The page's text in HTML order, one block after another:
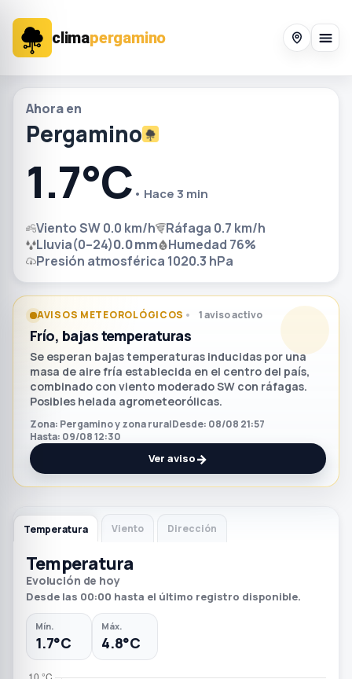
climapergamino
Ahora en
Pergamino
1.7°C • Hace 3 min
Viento SW 0.0 km/h
Ráfaga 0.7 km/h
Lluvia(0–24)0.0 mm
Humedad 76%
Presión atmosférica 1020.3 hPa
AVISOS METEOROLÓGICOS 1 aviso activo
Frío, bajas temperaturas
Se esperan bajas temperaturas inducidas por una
masa de aire fría establecida en el centro del país,
combinado con viento moderado SW con ráfagas.
Posibles helada agrometeorólicas.
Zona: Pergamino y zona ruralDesde: 08/08 21:57
Hasta: 09/08 12:30
Ver aviso→
Temperatura Viento Dirección
Temperatura
Evolución de hoy
Desde las 00:00 hasta el último registro disponible.
Mín.
1.7°C
Máx.
4.8°C